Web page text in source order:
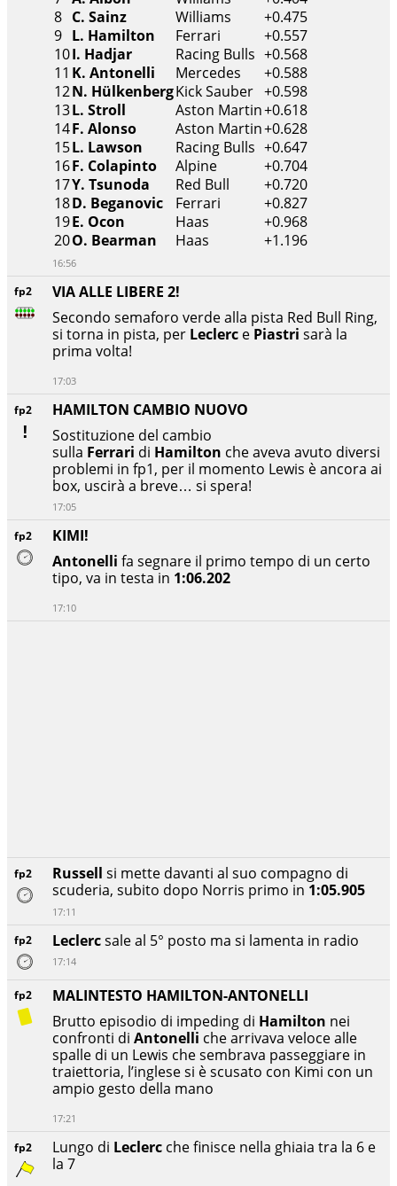
fp2 Lungo di Leclerc che finisce nella ghiaia tra la 6 e
la 7
fp2
MALINTESTO HAMILTON-ANTONELLI
Brutto episodio di impeding di Hamilton nei
confronti di Antonelli che arrivava veloce alle
spalle di un Lewis che sembrava passeggiare in
traiettoria, l’inglese si è scusato con Kimi con un
ampio gesto della mano
17:21
fp2 Leclercsale al 5° posto ma si lamenta in radio
17:14
fp2 Russell si mette davanti al suo compagno di
scuderia, subito dopo Norris primo in 1:05.905
17:11
fp2
KIMI!
Antonelli fa segnare il primo tempo di un certo
tipo, va in testa in 1:06.202
17:10
fp2
HAMILTON CAMBIO NUOVO
Sostituzione del cambio
sulla Ferrari di Hamilton che aveva avuto diversi
problemi in fp1, per il momento Lewis è ancora ai
box, uscirà a breve… si spera!
17:05
fp2
VIA ALLE LIBERE 2!
Secondo semaforo verde alla pista Red Bull Ring,
si torna in pista, per Leclerc e Piastri sarà la
prima volta!
17:03
8 C. Sainz Williams
+0.475
9 L. Hamilton Ferrari
+0.557
10I. Hadjar Racing Bulls +0.568
11 K. Antonelli Mercedes
+0.588
12N. HülkenbergKick Sauber +0.598
13L. Stroll Aston Martin+0.618
14F. Alonso Aston Martin+0.628
15L. Lawson Racing Bulls +0.647
16F. Colapinto Alpine
+0.704
17Y. Tsunoda Red Bull
+0.720
18D. Beganovic Ferrari
+0.827
19E. Ocon Haas
+0.968
20O. Bearman Haas +1.196
16:56